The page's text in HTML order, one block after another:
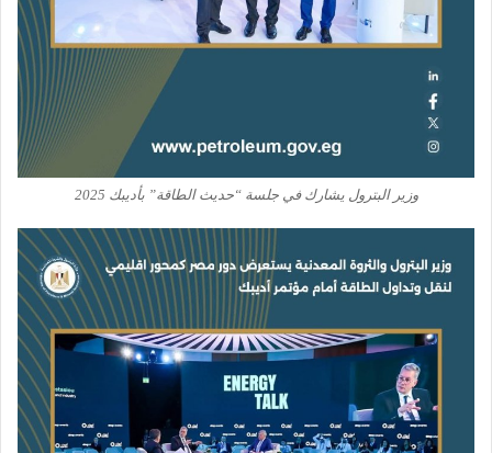
وزير البترول يشارك في جلسة “حديث الطاقة” بأديبك 2025